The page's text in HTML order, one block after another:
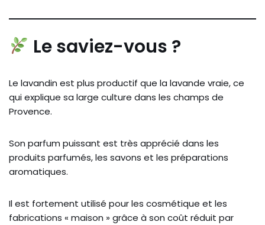
Le saviez-vous ?
Le lavandin est plus productif que la lavande vraie, ce
qui explique sa large culture dans les champs de
Provence.
Son parfum puissant est très apprécié dans les
produits parfumés, les savons et les préparations
aromatiques.
Il est fortement utilisé pour les cosmétique et les
fabrications « maison » grâce à son coût réduit par